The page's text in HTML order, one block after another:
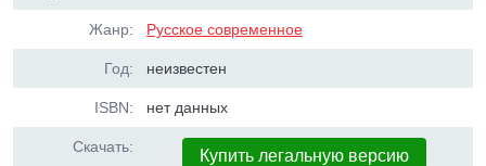
Жанр: Русское современное
Год: неизвестен
ISBN: нет данных
Скачать: Купить легальную версию